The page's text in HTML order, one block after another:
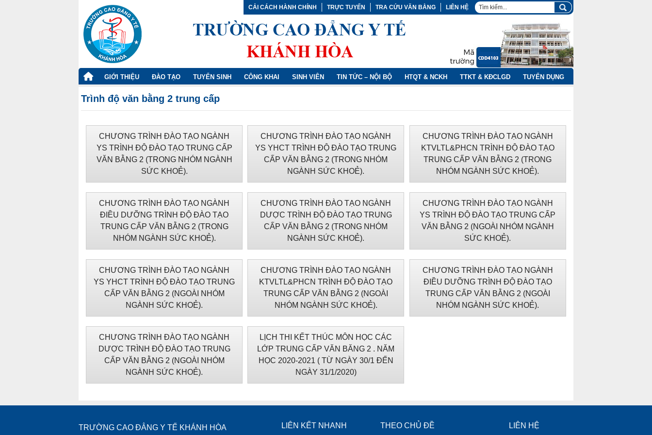
CẢI CÁCH HÀNH CHÍNH TRỰC TUYẾN TRA CỨU VĂN BẰNG LIÊN HỆ
TRANG
CHỦ
GIỚI THIỆU ĐÀO TẠO TUYỂN SINH CÔNG KHAI SINH VIÊN TIN TỨC – NỘI BỘ HTQT & NCKH TTKT & KĐCLGD TUYỂN DỤNG
Trình độ văn bằng 2 trung cấp
CHƯƠNG TRÌNH ĐÀO TẠO NGÀNH
YS TRÌNH ĐỘ ĐÀO TẠO TRUNG CẤP
VĂN BẰNG 2 (TRONG NHÓM NGÀNH
SỨC KHOẺ).
CHƯƠNG TRÌNH ĐÀO TẠO NGÀNH
YS YHCT TRÌNH ĐỘ ĐÀO TẠO TRUNG
CẤP VĂN BẰNG 2 (TRONG NHÓM
NGÀNH SỨC KHOẺ).
CHƯƠNG TRÌNH ĐÀO TẠO NGÀNH
KTVLTL&PHCN TRÌNH ĐỘ ĐÀO TẠO
TRUNG CẤP VĂN BẰNG 2 (TRONG
NHÓM NGÀNH SỨC KHOẺ).
CHƯƠNG TRÌNH ĐÀO TẠO NGÀNH
ĐIỀU DƯỠNG TRÌNH ĐỘ ĐÀO TẠO
TRUNG CẤP VĂN BẰNG 2 (TRONG
NHÓM NGÀNH SỨC KHOẺ).
CHƯƠNG TRÌNH ĐÀO TẠO NGÀNH
DƯỢC TRÌNH ĐỘ ĐÀO TẠO TRUNG
CẤP VĂN BẰNG 2 (TRONG NHÓM
NGÀNH SỨC KHOẺ).
CHƯƠNG TRÌNH ĐÀO TẠO NGÀNH
YS TRÌNH ĐỘ ĐÀO TẠO TRUNG CẤP
VĂN BẰNG 2 (NGOÀI NHÓM NGÀNH
SỨC KHOẺ).
CHƯƠNG TRÌNH ĐÀO TẠO NGÀNH
YS YHCT TRÌNH ĐỘ ĐÀO TẠO TRUNG
CẤP VĂN BẰNG 2 (NGOÀI NHÓM
NGÀNH SỨC KHOẺ).
CHƯƠNG TRÌNH ĐÀO TẠO NGÀNH
KTVLTL&PHCN TRÌNH ĐỘ ĐÀO TẠO
TRUNG CẤP VĂN BẰNG 2 (NGOÀI
NHÓM NGÀNH SỨC KHOẺ).
CHƯƠNG TRÌNH ĐÀO TẠO NGÀNH
ĐIỀU DƯỠNG TRÌNH ĐỘ ĐÀO TẠO
TRUNG CẤP VĂN BẰNG 2 (NGOÀI
NHÓM NGÀNH SỨC KHOẺ).
CHƯƠNG TRÌNH ĐÀO TẠO NGÀNH
DƯỢC TRÌNH ĐỘ ĐÀO TẠO TRUNG
CẤP VĂN BẰNG 2 (NGOÀI NHÓM
NGÀNH SỨC KHOẺ).
LỊCH THI KẾT THÚC MÔN HỌC CÁC
LỚP TRUNG CẤP VĂN BĂNG 2 . NĂM
HỌC 2020-2021 ( TỪ NGÀY 30/1 ĐẾN
NGÀY 31/1/2020)
TRƯỜNG CAO ĐẲNG Y TẾ KHÁNH HÒA LIÊN KẾT NHANH THEO CHỦ ĐỀ LIÊN HỆ